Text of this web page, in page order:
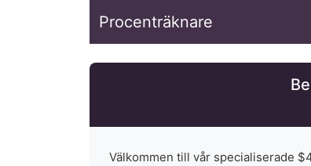
Procenträknare
Välkommen till vår specialiserade $